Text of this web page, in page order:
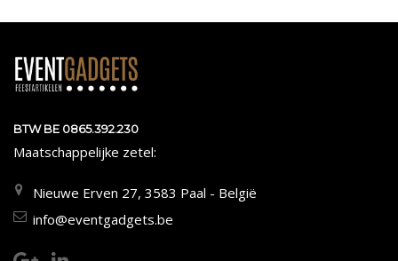
BTW BE 0865.392.230
Maatschappelijke zetel:
Nieuwe Erven 27, 3583 Paal - België
info@eventgadgets.be